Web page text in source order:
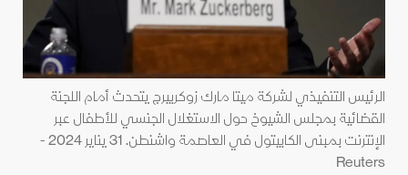
الرئيس التنفيذي لشركة ميتا مارك زوكربيرج يتحدث أمام اللجنة
القضائية بمجلس الشيوخ حول الاستغلال الجنسي للأطفال عبر
الإنترنت بمبنى الكابيتول في العاصمة واشنطن. 31 يناير 2024 -
Reuters